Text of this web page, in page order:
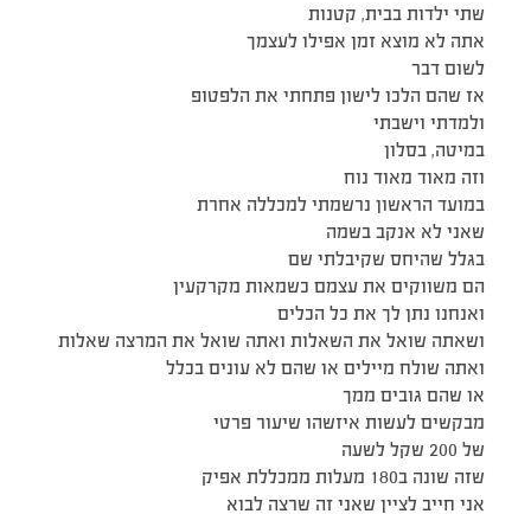
שתי ילדות בבית, קטנות
אתה לא מוצא זמן אפילו לעצמך
לשום דבר
אז שהם הלכו לישון פתחתי את הלפטופ
ולמדתי וישבתי
במיטה, בסלון
וזה מאוד מאוד נוח
במועד הראשון נרשמתי למכללה אחרת
שאני לא אנקב בשמה
בגלל שהיחס שקיבלתי שם
הם משווקים את עצמם כשמאות מקרקעין
ואנחנו נתן לך את כל הכלים
ושאתה שואל את השאלות ואתה שואל את המרצה שאלות
ואתה שולח מיילים או שהם לא עונים בכלל
או שהם גובים ממך
מבקשים לעשות איזשהו שיעור פרטי
של 200 שקל לשעה
שזה שונה ב180 מעלות ממכללת אפיק
אני חייב לציין שאני זה שרצה לבוא